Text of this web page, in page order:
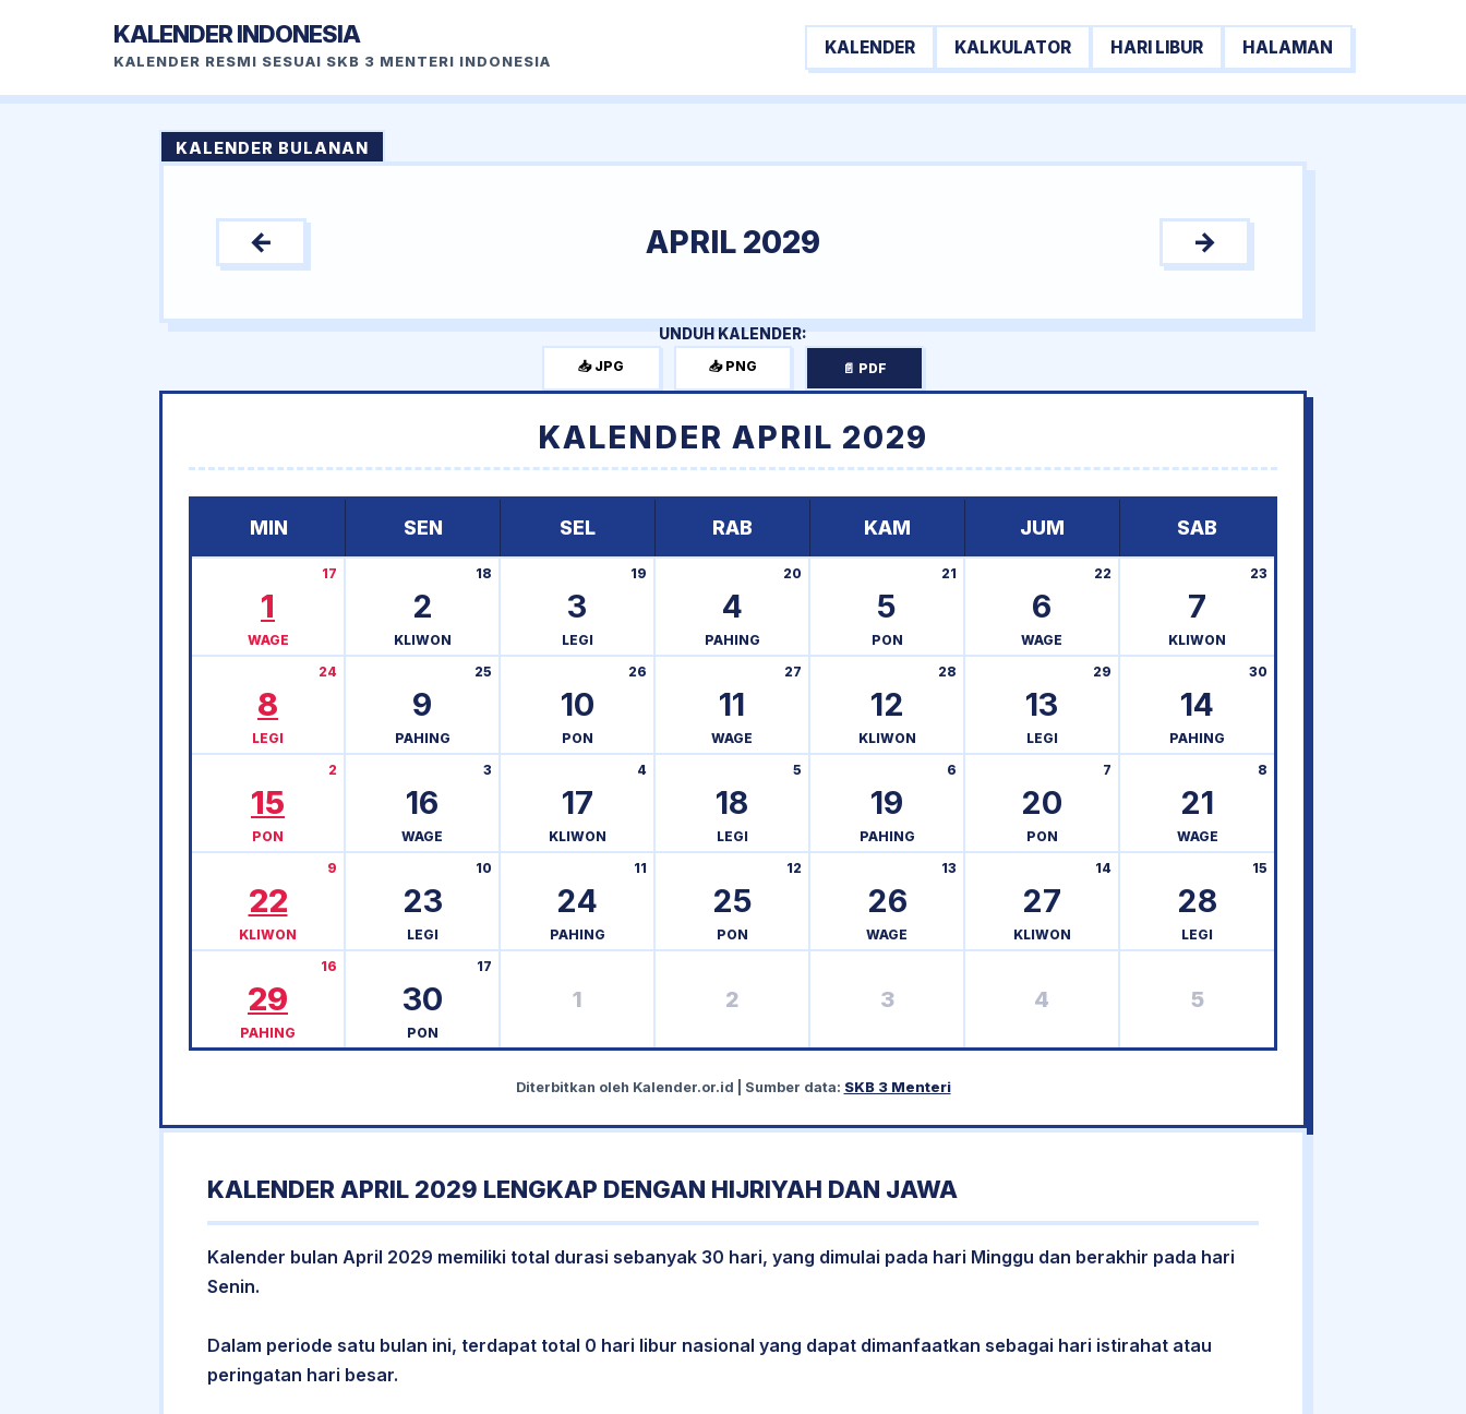
KALENDER INDONESIA
KALENDER RESMI SESUAI SKB 3 MENTERI INDONESIA
KALENDER KALKULATOR HARI LIBUR HALAMAN
KALENDER BULANAN
← APRIL 2029 →
UNDUH KALENDER:
📥 JPG 📥 PNG 📄 PDF
KALENDER APRIL 2029
MIN SEN SEL RAB KAM JUM SAB
1
17
WAGE
2
18
KLIWON
3
19
LEGI
4
20
PAHING
5
21
PON
6
22
WAGE
7
23
KLIWON
8
24
LEGI
9
25
PAHING
10
26
PON
11
27
WAGE
12
28
KLIWON
13
29
LEGI
14
30
PAHING
15
2
PON
16
3
WAGE
17
4
KLIWON
18
5
LEGI
19
6
PAHING
20
7
PON
21
8
WAGE
22
9
KLIWON
23
10
LEGI
24
11
PAHING
25
12
PON
26
13
WAGE
27
14
KLIWON
28
15
LEGI
29
16
PAHING
30
17
PON
1 2 3 4 5
Diterbitkan oleh Kalender.or.id | Sumber data: SKB 3 Menteri
KALENDER APRIL 2029 LENGKAP DENGAN HIJRIYAH DAN JAWA
Kalender bulan April 2029 memiliki total durasi sebanyak 30 hari, yang dimulai pada hari Minggu dan berakhir pada hari
Senin.
Dalam periode satu bulan ini, terdapat total 0 hari libur nasional yang dapat dimanfaatkan sebagai hari istirahat atau
peringatan hari besar.